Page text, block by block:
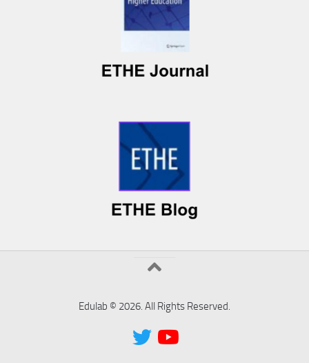
Edulab © 2026. All Rights Reserved.